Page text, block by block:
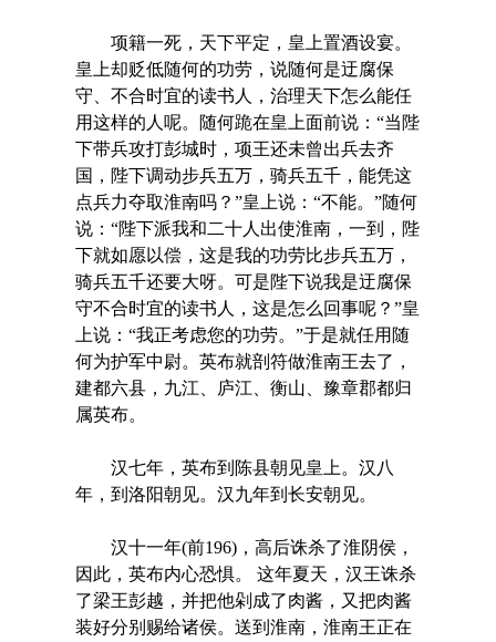
项籍一死，天下平定，皇上置酒设宴。
皇上却贬低随何的功劳，说随何是迂腐保
守、不合时宜的读书人，治理天下怎么能任
用这样的人呢。随何跪在皇上面前说：“当陛
下带兵攻打彭城时，项王还未曾出兵去齐
国，陛下调动步兵五万，骑兵五千，能凭这
点兵力夺取淮南吗？”皇上说：“不能。”随何
说：“陛下派我和二十人出使淮南，一到，陛
下就如愿以偿，这是我的功劳比步兵五万，
骑兵五千还要大呀。可是陛下说我是迂腐保
守不合时宜的读书人，这是怎么回事呢？”皇
上说：“我正考虑您的功劳。”于是就任用随
何为护军中尉。英布就剖符做淮南王去了，
建都六县，九江、庐江、衡山、豫章郡都归
属英布。
汉七年，英布到陈县朝见皇上。汉八
年，到洛阳朝见。汉九年到长安朝见。
汉十一年(前196)，高后诛杀了淮阴侯，
因此，英布内心恐惧。 这年夏天，汉王诛杀
了梁王彭越，并把他剁成了肉酱，又把肉酱
装好分别赐给诸侯。送到淮南，淮南王正在